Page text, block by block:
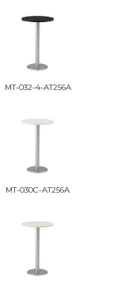
MT-032-4-AT256A
MT-030C-AT256A